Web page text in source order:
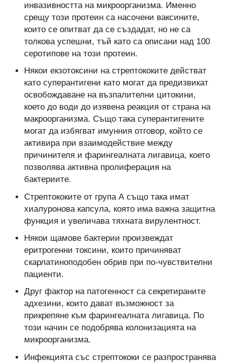
инвазивността на микроорганизма. Именно
срещу този протеин са насочени ваксините,
които се опитват да се създадат, но не са
толкова успешни, тъй като са описани над 100
серотипове на този протеин.
Някои екзотоксини на стрептококите действат
като суперантигени като могат да предизвикат
освобождаване на възпалителни цитокини,
което до води до изявена реакция от страна на
макроорганизма. Също така суперантигените
могат да избягват имунния отговор, който се
активира при взаимодействие между
причинителя и фарингеалната лигавица, което
позволява активна пролиферация на
бактериите.
Стрептококите от група А също така имат
хиалуронова капсула, която има важна защитна
функция и увеличава тяхната вирулентност.
Някои щамове бактерии произвеждат
еритрогенни токсини, които причиняват
скарлатиноподобен обрив при по-чувствителни
пациенти.
Друг фактор на патогенност са секретираните
адхезини, които дават възможност за
прикрепяне към фарингеалната лигавица. По
този начин се подобрява колонизацията на
микроорганизма.
Инфекцията със стрептококи се разпространява